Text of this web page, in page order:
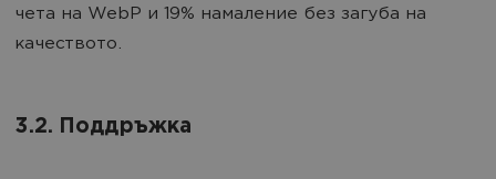
чета на WebP и 19% намаление без загуба на
качеството.
3.2. Поддръжка